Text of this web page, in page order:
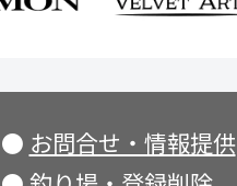
● お問合せ・情報提供